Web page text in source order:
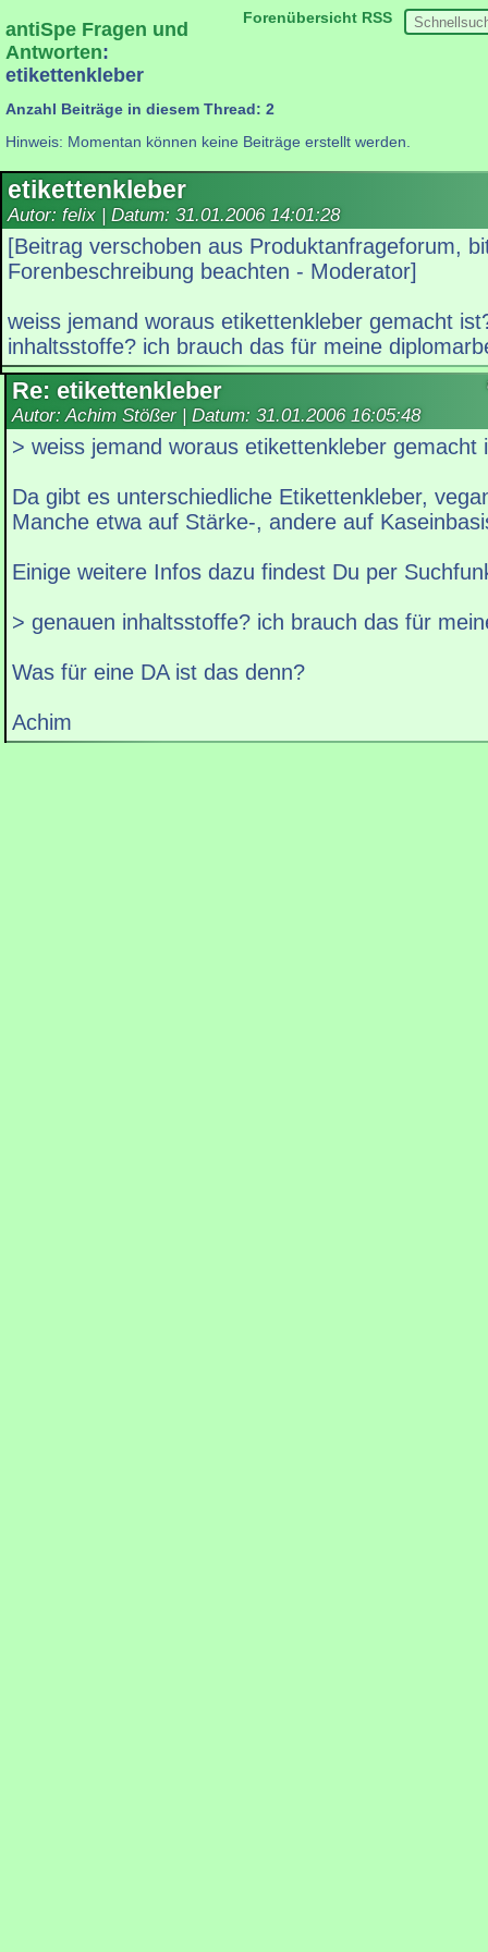
Forenübersicht RSS
antiSpe Fragen und
Antworten:
etikettenkleber
Anzahl Beiträge in diesem Thread: 2
Hinweis: Momentan können keine Beiträge erstellt werden.
etikettenkleber
Autor: felix | Datum: 31.01.2006 14:01:28
[Beitrag verschoben aus Produktanfrageforum,
Forenbeschreibung beachten - Moderator]
weiss jemand woraus etikettenkleber gemacht
inhaltsstoffe? ich brauch das für meine
Re: etikettenkleber
Autor: Achim Stößer | Datum: 31.01.2006 16:05:48
> weiss jemand woraus etikettenkleber gemacht
Da gibt es unterschiedliche Etikettenkleber,
Manche etwa auf Stärke-, andere auf
Einige weitere Infos dazu findest Du per
> genauen inhaltsstoffe? ich brauch das für
Was für eine DA ist das denn?
Achim